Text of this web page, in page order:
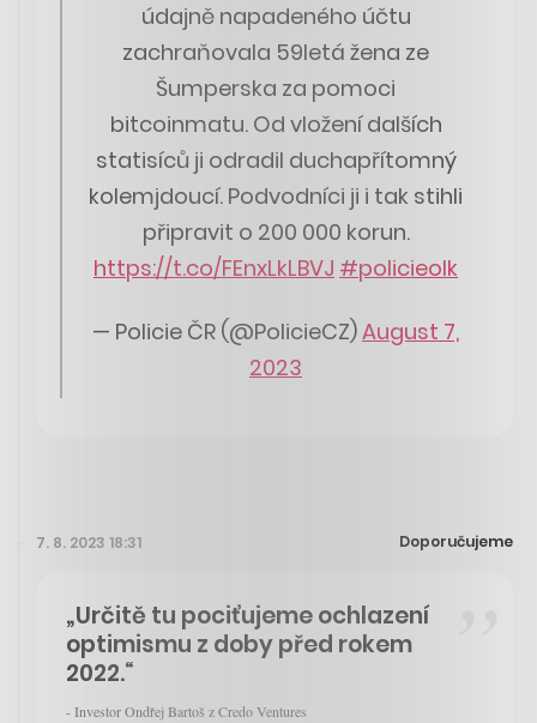
údajně napadeného účtu
zachraňovala 59letá žena ze
Šumperska za pomoci
bitcoinmatu. Od vložení dalších
statisíců ji odradil duchapřítomný
kolemjdoucí. Podvodníci ji i tak stihli
připravit o 200 000 korun.
https://t.co/FEnxLkLBVJ #policieolk
— Policie ČR (@PolicieCZ)August 7,
2023
7. 8. 2023 18:31 Doporučujeme
„Určitě tu pociťujeme ochlazení
optimismu z doby před rokem
2022.“
- Investor Ondřej Bartoš z Credo Ventures